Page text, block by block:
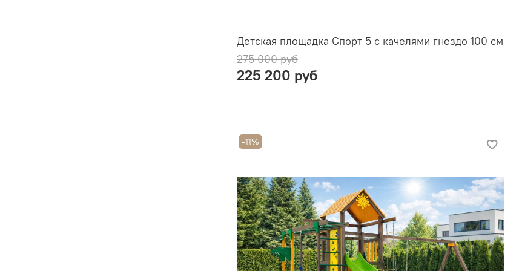
Детская площадка Спорт 5 с качелями гнездо 100 см
275 000 руб
225 200 руб
-11%